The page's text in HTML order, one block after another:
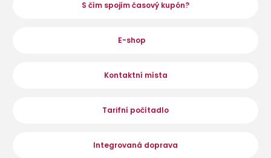
S čím spojím časový kupón?
E-shop
Kontaktní místa
Tarifní počítadlo
Integrovaná doprava